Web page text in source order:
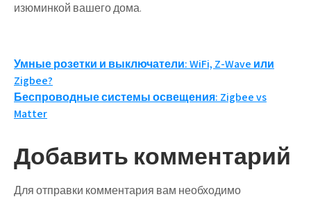
изюминкой вашего дома.
Навигация
по
записям
Умные розетки и выключатели: WiFi, Z-Wave или
Zigbee?
Беспроводные системы освещения: Zigbee vs
Matter
Добавить комментарий
Для отправки комментария вам необходимо